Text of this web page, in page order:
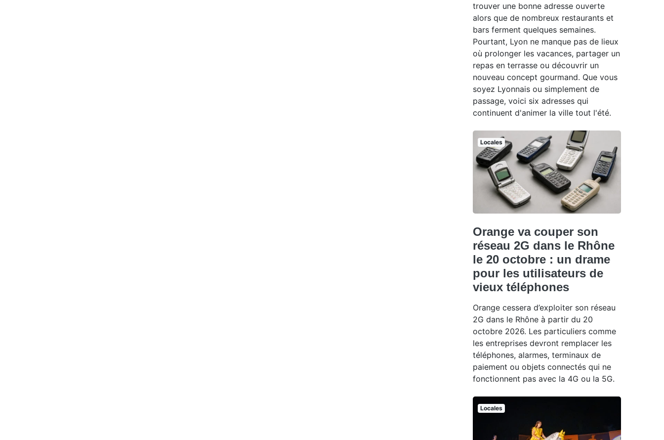
trouver une bonne adresse ouverte
alors que de nombreux restaurants et
bars ferment quelques semaines.
Pourtant, Lyon ne manque pas de lieux
où prolonger les vacances, partager un
repas en terrasse ou découvrir un
nouveau concept gourmand. Que vous
soyez Lyonnais ou simplement de
passage, voici six adresses qui
continuent d'animer la ville tout l'été.
Locales
Orange va couper son
réseau 2G dans le Rhône
le 20 octobre : un drame
pour les utilisateurs de
vieux téléphones
Orange cessera d’exploiter son réseau
2G dans le Rhône à partir du 20
octobre 2026. Les particuliers comme
les entreprises devront remplacer les
téléphones, alarmes, terminaux de
paiement ou objets connectés qui ne
fonctionnent pas avec la 4G ou la 5G.
Locales